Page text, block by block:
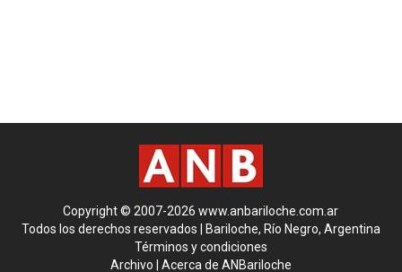
Copyright © 2007-2026 www.anbariloche.com.ar
Todos los derechos reservados | Bariloche, Río Negro, Argentina
Términos y condiciones
Archivo
Acerca de ANBariloche